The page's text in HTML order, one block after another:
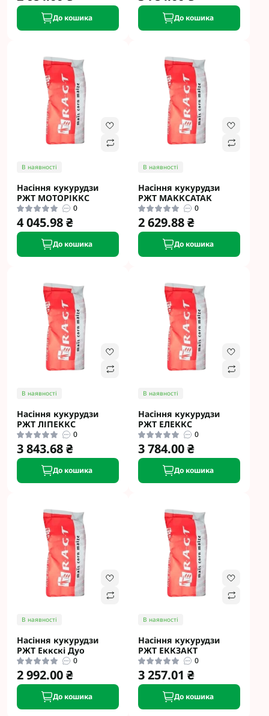
До кошика До кошика
В наявності
Насіння кукурудзи
РЖТ МОТОРІККС
0
4 045.98 ₴
До кошика
В наявності
Насіння кукурудзи
РЖТ МАККСАТАК
0
2 629.88 ₴
До кошика
В наявності
Насіння кукурудзи
РЖТ ЛІПЕККС
0
3 843.68 ₴
До кошика
В наявності
Насіння кукурудзи
РЖТ ЕЛЕККС
0
3 784.00 ₴
До кошика
В наявності
Насіння кукурудзи
РЖТ Еккскі Дуо
0
2 992.00 ₴
До кошика
В наявності
Насіння кукурудзи
РЖТ ЕККЗАКТ
0
3 257.01 ₴
До кошика